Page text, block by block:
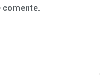
comente.